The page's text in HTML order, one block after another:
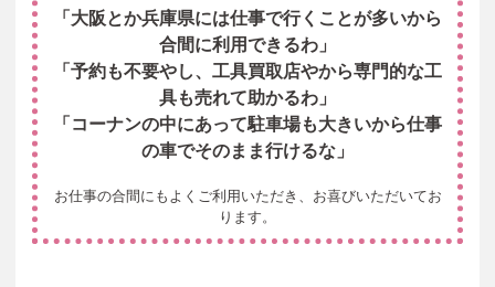
「大阪とか兵庫県には仕事で行くことが多いから
合間に利用できるわ」
「予約も不要やし、工具買取店やから専門的な工
具も売れて助かるわ」
「コーナンの中にあって駐車場も大きいから仕事
の車でそのまま行けるな」
お仕事の合間にもよくご利用いただき、お喜びいただいてお
ります。